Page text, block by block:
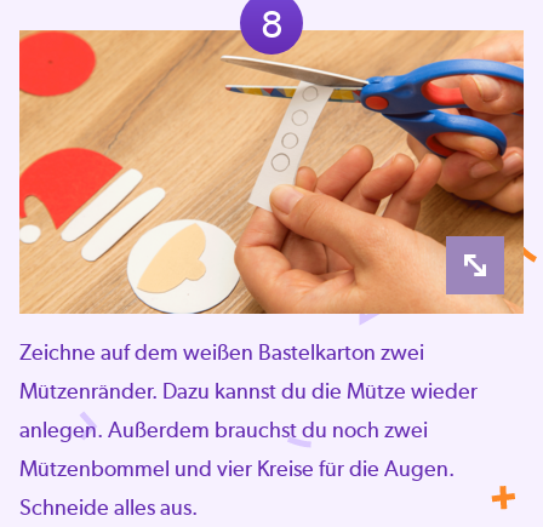
8
Zeichne auf dem weißen Bastelkarton zwei
Mützenränder. Dazu kannst du die Mütze wieder
anlegen. Außerdem brauchst du noch zwei
Mützenbommel und vier Kreise für die Augen.
Schneide alles aus.